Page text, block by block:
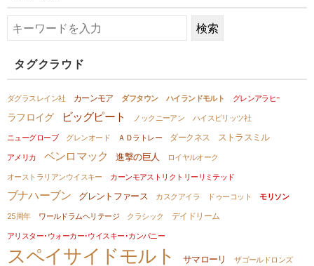
タグクラウド
ダグラスレイン社 カーンモア ダフタウン ハイランドモルト グレンアラヒｰ
ラフロイグ ビッグピート ノックニーアン
ハイスピリッツ社
ニューグローブ
グレンオード ＡＤラトレー ダークネス ストラスミル
アメリカ ベンロマック 進撃の巨人
ロイヤルオーク
オーストラリアンウイスキー
カーンモアストリクトリーリミテッド
ブナハーブン グレントファース カスクアイラ ドゥーコット
モリソン
25周年
ワールドラムヘリテージ クラシック デイドリーム
アリスター･ウォーカー･ウイスキー･カンパニー
スペイサイドモルト サマローリ ザゴールドロンズ